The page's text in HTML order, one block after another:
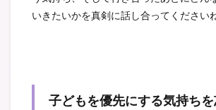
いきたいかを真剣に話し合ってくださいね
子どもを優先にする気持ち